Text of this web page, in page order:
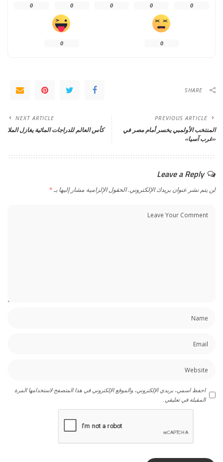
0
0
0
0
0
0
0
SHARE
PREVIOUS ARTICLE
المنتخب الأولمبي يخسر أمام مصر في
«غرب آسيا»
NEXT ARTICLE
كأس العالم للدراجات المائية يغازل الملا
Leave a Reply
لن يتم نشر عنوان بريدك الإلكتروني.الحقول الإلزامية مشار إليها بـ*
احفظ اسمي، بريدي الإلكتروني، والموقع الإلكتروني في هذا المتصفح لاستخدامها المرة
المقبلة في تعليقي.